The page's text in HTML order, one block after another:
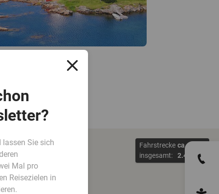
Fahrstrecke
insgesamt:
ca.
2.450
lassen Sie sich
Mal pro
Reisezielen in